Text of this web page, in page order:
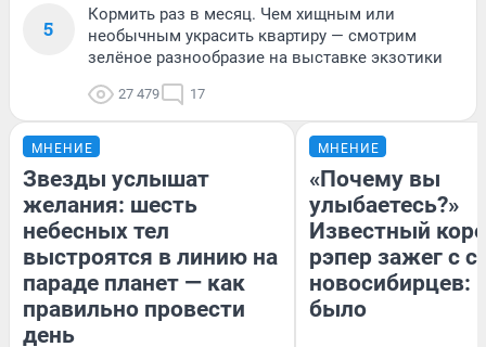
5
Кормить раз в месяц. Чем хищным или
необычным украсить квартиру — смотрим
зелёное разнообразие на выставке экзотики
27 479 17
МНЕНИЕ
Звезды услышат
желания: шесть
небесных тел
выстроятся в линию на
параде планет — как
правильно провести
день
МНЕНИЕ
«Почему вы
улыбаетесь?»
Известный
рэпер зажег с
новосибирцев:
было